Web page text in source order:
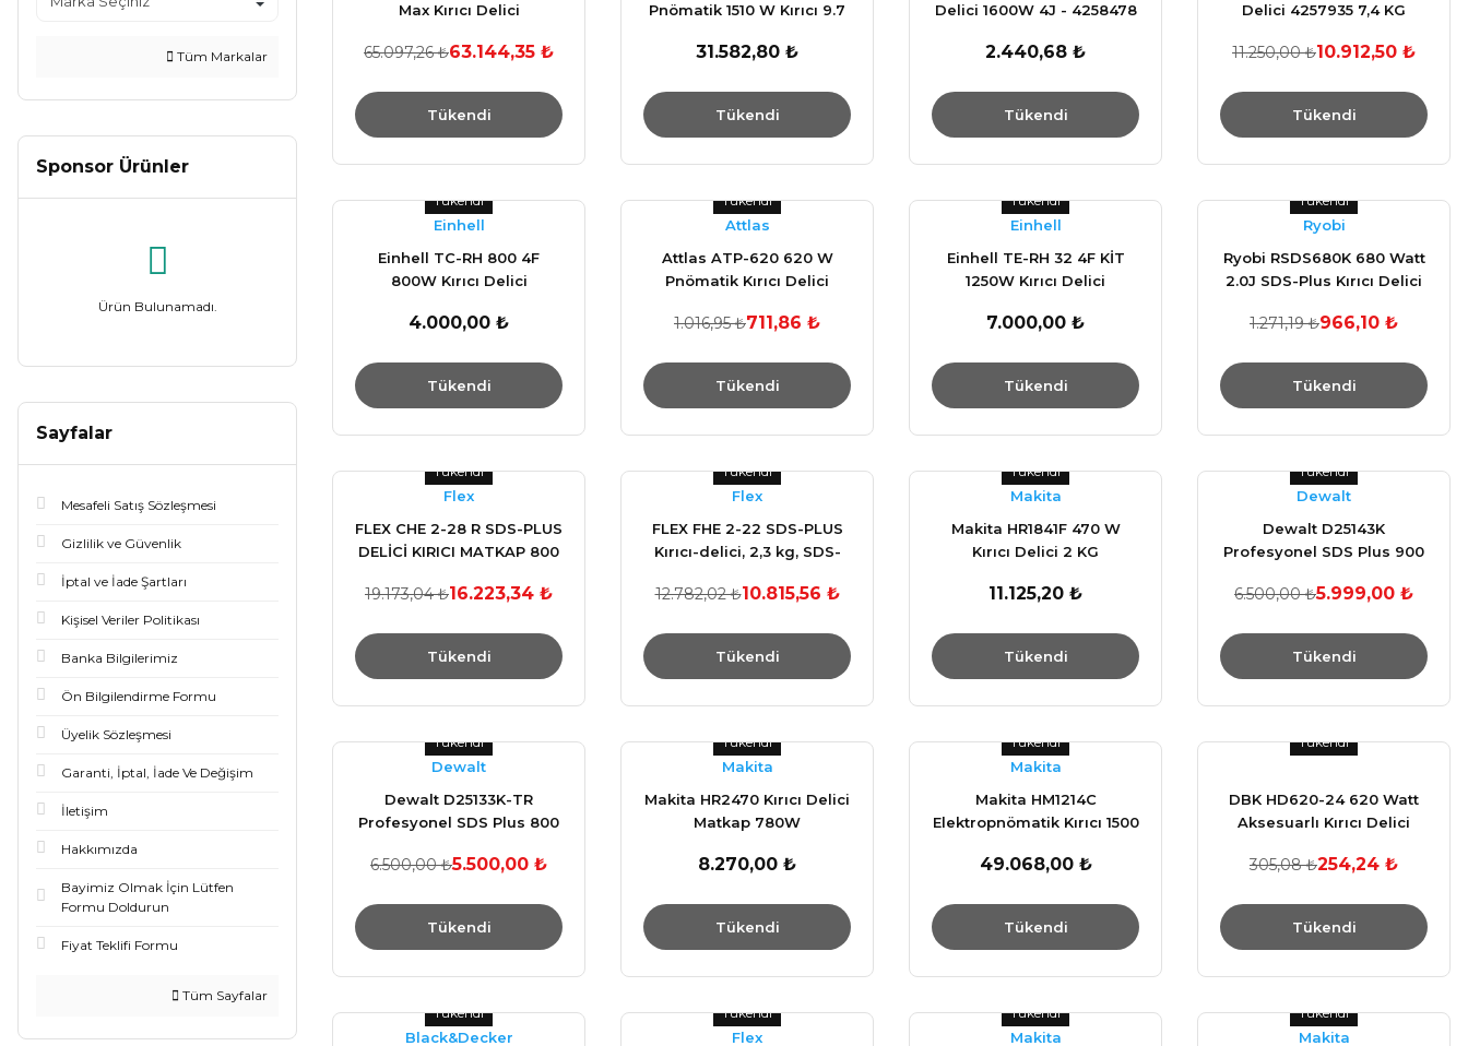
Tüm Markalar
Sponsor Ürünler
Ürün Bulunamadı.
Sayfalar
Mesafeli Satış Sözleşmesi
Gizlilik ve Güvenlik
İptal ve İade Şartları
Kişisel Veriler Politikası
Banka Bilgilerimiz
Ön Bilgilendirme Formu
Üyelik Sözleşmesi
Garanti, İptal, İade Ve Değişim
İletişim
Hakkımızda
Bayimiz Olmak İçin Lütfen
Formu Doldurun
Fiyat Teklifi Formu
Tüm Sayfalar
Max Kırıcı Delici
65.097,26 ₺63.144,35 ₺
Tükendi
Pnömatik 1510 W Kırıcı 9.7
31.582,80 ₺
Tükendi
Delici 1600W 4J - 4258478
2.440,68 ₺
Tükendi
Delici 4257935 7,4 KG
11.250,00 ₺10.912,50 ₺
Tükendi
Tükendi
Einhell
Einhell TC-RH 800 4F
800W Kırıcı Delici
4.000,00 ₺
Tükendi
Tükendi
Attlas
Attlas ATP-620 620 W
Pnömatik Kırıcı Delici
1.016,95 ₺711,86 ₺
Tükendi
Tükendi
Einhell
Einhell TE-RH 32 4F KİT
1250W Kırıcı Delici
7.000,00 ₺
Tükendi
Tükendi
Ryobi
Ryobi RSDS680K 680 Watt
2.0J SDS-Plus Kırıcı Delici
1.271,19 ₺966,10 ₺
Tükendi
Tükendi
Flex
FLEX CHE 2-28 R SDS-PLUS
DELİCİ KIRICI MATKAP 800
19.173,04 ₺16.223,34 ₺
Tükendi
Tükendi
Flex
FLEX FHE 2-22 SDS-PLUS
Kırıcı-delici, 2,3 kg, SDS-
12.782,02 ₺10.815,56 ₺
Tükendi
Tükendi
Makita
Makita HR1841F 470 W
Kırıcı Delici 2 KG
11.125,20 ₺
Tükendi
Tükendi
Dewalt
Dewalt D25143K
Profesyonel SDS Plus 900
6.500,00 ₺5.999,00 ₺
Tükendi
Tükendi
Dewalt
Dewalt D25133K-TR
Profesyonel SDS Plus 800
6.500,00 ₺5.500,00 ₺
Tükendi
Tükendi
Makita
Makita HR2470 Kırıcı Delici
Matkap 780W
8.270,00 ₺
Tükendi
Tükendi
Makita
Makita HM1214C
Elektropnömatik Kırıcı 1500
49.068,00 ₺
Tükendi
Tükendi
DBK HD620-24 620 Watt
Aksesuarlı Kırıcı Delici
305,08 ₺254,24 ₺
Tükendi
Tükendi
Black&Decker
Tükendi
Flex
Tükendi
Makita
Tükendi
Makita